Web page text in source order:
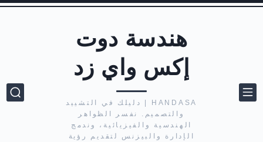
هندسة دوت
إكس واي زد
HANDASA | دليلك في التشييد
والتصميم. نفسر الظواهر
الهندسية والفيزيائية، وندمج
الإدارة والبيزنس لتقديم رؤية